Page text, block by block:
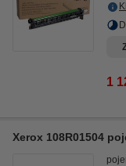
1
Xerox 108R01504